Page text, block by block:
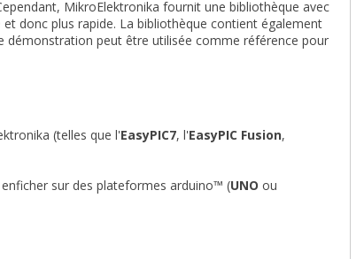
MikroElektronika fournit une bibliothèque avec
donc plus rapide. La bibliothèque contient également
peut être utilisée comme référence pour
(telles que l'EasyPIC7, l'EasyPIC Fusion,
sur des plateformes arduino™ (UNO ou